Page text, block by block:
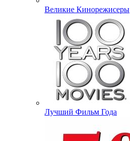
Великие Кинорежисеры
Лучший Фильм Года